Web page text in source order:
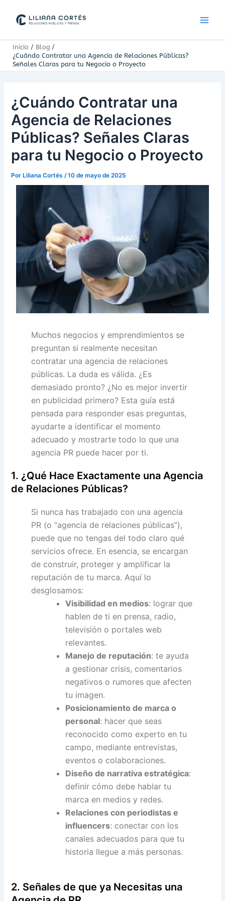
Inicio
Blog
¿Cuándo Contratar una Agencia de Relaciones Públicas?
Señales Claras para tu Negocio o Proyecto
¿Cuándo Contratar una
Agencia de Relaciones
Públicas? Señales Claras
para tu Negocio o Proyecto
PorLiliana Cortés /10 de mayo de 2025
Muchos negocios y emprendimientos se
preguntan si realmente necesitan
contratar una agencia de relaciones
públicas. La duda es válida. ¿Es
demasiado pronto? ¿No es mejor invertir
en publicidad primero? Esta guía está
pensada para responder esas preguntas,
ayudarte a identificar el momento
adecuado y mostrarte todo lo que una
agencia PR puede hacer por ti.
1. ¿Qué Hace Exactamente una Agencia
de Relaciones Públicas?
Si nunca has trabajado con una agencia
PR (o “agencia de relaciones públicas”),
puede que no tengas del todo claro qué
servicios ofrece. En esencia, se encargan
de construir, proteger y amplificar la
reputación de tu marca. Aquí lo
desglosamos:
Visibilidad en medios: lograr que
hablen de ti en prensa, radio,
televisión o portales web
relevantes.
Manejo de reputación: te ayuda
a gestionar crisis, comentarios
negativos o rumores que afecten
tu imagen.
Posicionamiento de marca o
personal: hacer que seas
reconocido como experto en tu
campo, mediante entrevistas,
eventos o colaboraciones.
Diseño de narrativa estratégica:
definir cómo debe hablar tu
marca en medios y redes.
Relaciones con periodistas e
influencers: conectar con los
canales adecuados para que tu
historia llegue a más personas.
2. Señales de que ya Necesitas una